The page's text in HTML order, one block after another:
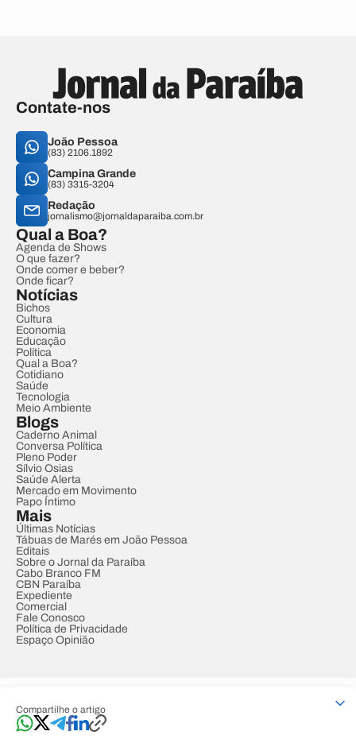
Compartilhe o artigo
Contate-nos
João Pessoa
(83) 2106.1892
Campina Grande
(83) 3315-3204
Redação
jornalismo@jornaldaparaiba.com.br
Qual a Boa?
Agenda de Shows
O que fazer?
Onde comer e beber?
Onde ficar?
Notícias
Bichos
Cultura
Economia
Educação
Política
Qual a Boa?
Cotidiano
Saúde
Tecnologia
Meio Ambiente
Blogs
Caderno Animal
Conversa Política
Pleno Poder
Sílvio Osias
Saúde Alerta
Mercado em Movimento
Papo Íntimo
Mais
Últimas Notícias
Tábuas de Marés em João Pessoa
Editais
Sobre o Jornal da Paraíba
Cabo Branco FM
CBN Paraíba
Expediente
Comercial
Fale Conosco
Política de Privacidade
Espaço Opinião
Developed by Designed by